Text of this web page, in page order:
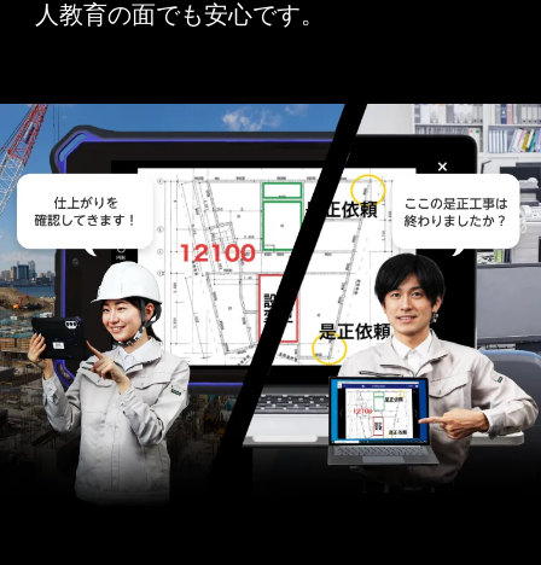
人教育の面でも安心です。